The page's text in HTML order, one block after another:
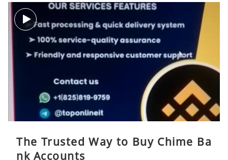
The Trusted Way to Buy Chime Ba
nk Accounts